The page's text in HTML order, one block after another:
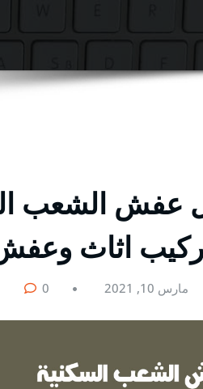
اثاث
مارس 10, 2021 0